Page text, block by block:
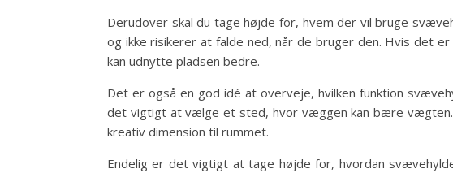
Derudover skal du tage højde for, hvem der vil bruge
og ikke risikerer at falde ned, når de bruger den. Hvis det
kan udnytte pladsen bedre.
Det er også en god idé at overveje, hvilken funktion
det vigtigt at vælge et sted, hvor væggen kan bære vægten.
kreativ dimension til rummet.
Endelig er det vigtigt at tage højde for, hvordan